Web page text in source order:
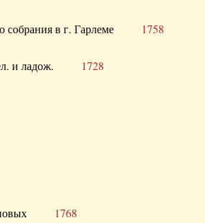
собрания в г. Гарлеме 1758
и ладож. 1728
1768